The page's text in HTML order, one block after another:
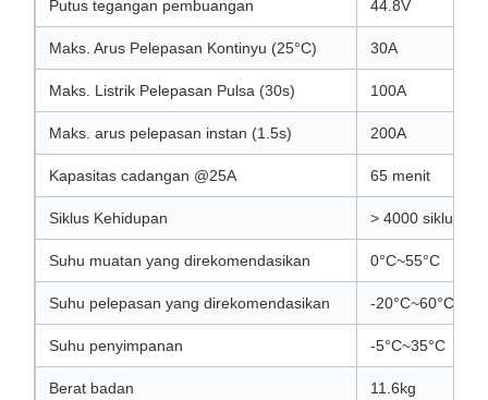
Putus tegangan pembuangan 44.8V
Maks. Arus Pelepasan Kontinyu (25°C) 30A
Maks. Listrik Pelepasan Pulsa (30s) 100A
Maks. arus pelepasan instan (1.5s) 200A
Kapasitas cadangan @25A 65 menit
Siklus Kehidupan > 4000 siklus
Suhu muatan yang direkomendasikan 0°C~55°C
Suhu pelepasan yang direkomendasikan -20°C~60°C
Suhu penyimpanan -5°C~35°C
Berat badan 11.6kg